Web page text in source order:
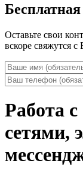
Оставьте свои
вскоре свяжутся с
Работа
сетями,